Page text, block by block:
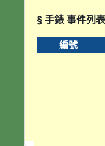
§ 手錶 事件列
編號